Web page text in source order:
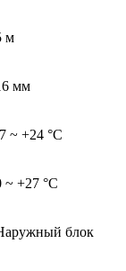
м
мм
~ +24 °C
~ +27 °C
блок